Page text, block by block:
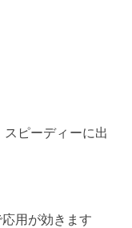
スピーディーに出
用が効きます